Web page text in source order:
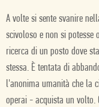
A volte si sente svanire
scivoloso e non si
ricerca di un posto dove
stessa. È tentata di
l'anonima umanità che la
operai - acquista un volto.